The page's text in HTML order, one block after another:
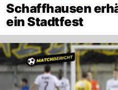
Schaffhausen
ein Stadtfest